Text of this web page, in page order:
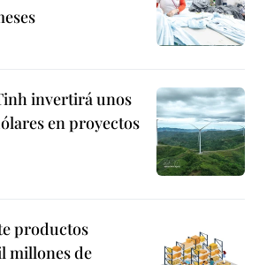
invertirá unos
en proyectos
productos
millones de